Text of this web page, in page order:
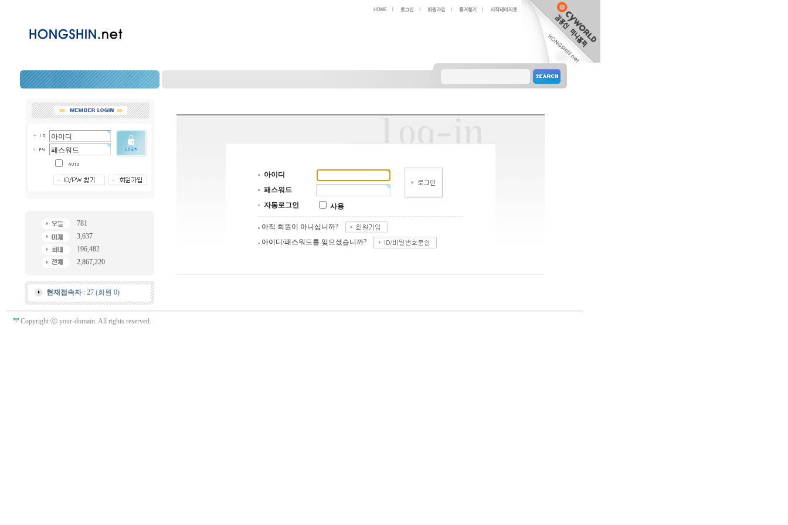
781
3,637
196,482
2,867,220
현재접속자: 27 (회원 0)
아이디
패스워드
자동로그인
사용
아직 회원이 아니십니까?
아이디/패스워드를 잊으셨습니까?
Copyright ⓒ your-domain. All rights reserved.